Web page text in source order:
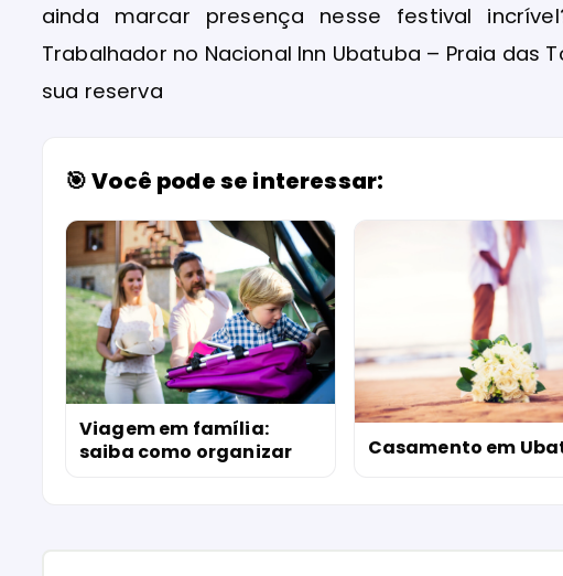
ainda marcar presença nesse festival
Trabalhador no Nacional Inn Ubatuba – Praia das
sua reserva
🎯 Você pode se interessar:
Viagem em família:
saiba como organizar
Casamento em